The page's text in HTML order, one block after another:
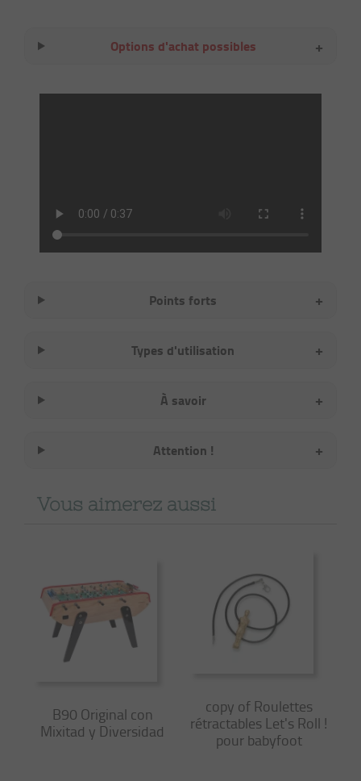
Options d'achat possibles +
Points forts +
Types d'utilisation +
À savoir +
Attention ! +
Vous aimerez aussi
B90 Original con
Mixitad y Diversidad
copy of Roulettes
rétractables Let's Roll !
pour babyfoot